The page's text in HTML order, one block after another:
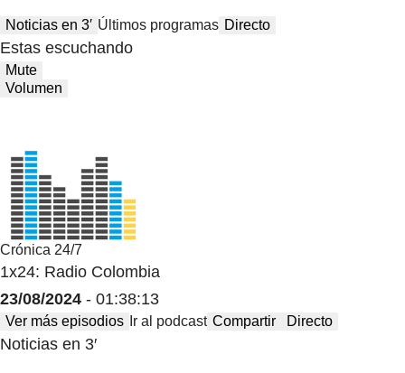
Noticias en 3′ Últimos programas Directo
Estas escuchando
Mute
Volumen
Crónica 24/7
1x24: Radio Colombia
23/08/2024 - 01:38:13
Ver más episodios Ir al podcast Compartir Directo
Noticias en 3′